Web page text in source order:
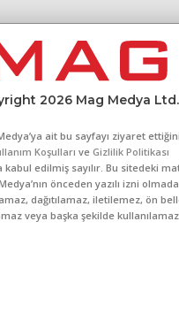
2026 Mag Medya
ait bu sayfayı ziyaret
Koşulları ve Gizlilik Politikası
kabul edilmiş sayılır. Bu sitedeki
önceden yazılı izni
dağıtılamaz, iletilemez, ön
veya başka şekilde